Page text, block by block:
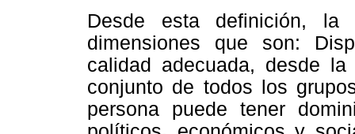
Desde esta definición, la
dimensiones que son:
calidad adecuada, desde
conjunto de todos los
persona puede tener